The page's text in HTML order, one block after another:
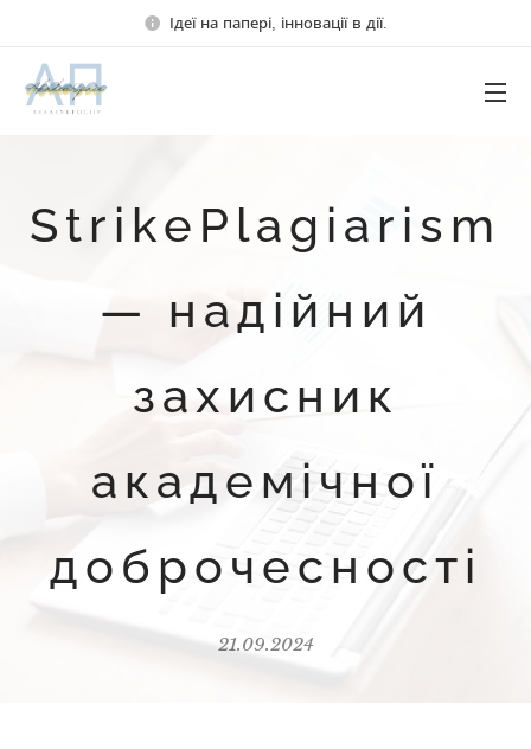
Ідеї на папері, інновації в дії.
StrikePlagiarism
— надійний
захисник
академічної
доброчесності
21.09.2024